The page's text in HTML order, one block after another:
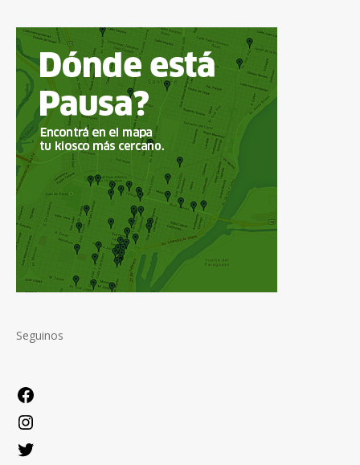
Seguinos